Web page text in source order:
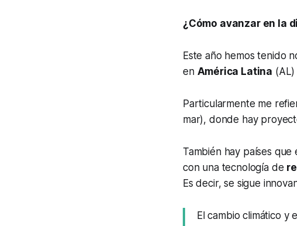
¿Cómo avanzar en la
Este año hemos tenido
en América Latina
Particularmente me
mar), donde hay
También hay países
con una tecnología de
Es decir, se sigue
El cambio climático y